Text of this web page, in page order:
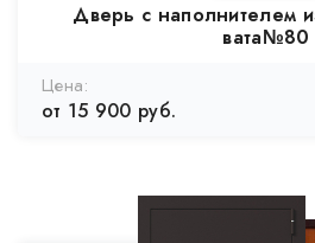
Дверь с наполнителем
вата№80
от 15 900 руб.